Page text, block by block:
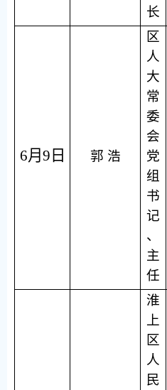
长
6月9日 郭 浩
区
人
大
常
委
会
党
组
书
记
、
主
任
淮
上
区
人
民